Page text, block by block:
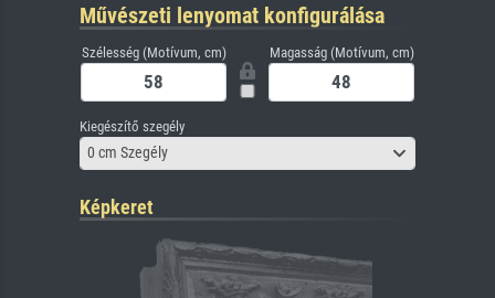
Művészeti lenyomat konfigurálása
Szélesség (Motívum, cm) Magasság (Motívum, cm)
Kiegészítő szegély
0 cm Szegély
Képkeret